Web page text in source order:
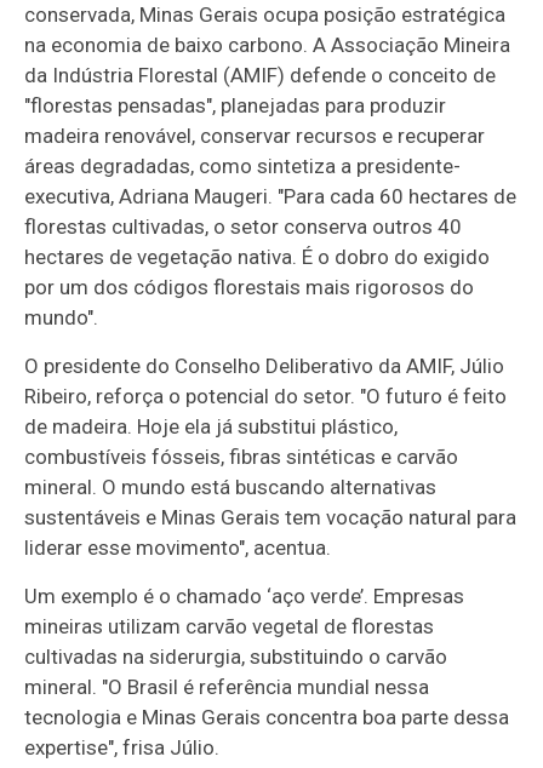
conservada, Minas Gerais ocupa posição estratégica
na economia de baixo carbono. A Associação Mineira
da Indústria Florestal (AMIF) defende o conceito de
"florestas pensadas", planejadas para produzir
madeira renovável, conservar recursos e recuperar
áreas degradadas, como sintetiza a presidente-
executiva, Adriana Maugeri. "Para cada 60 hectares de
florestas cultivadas, o setor conserva outros 40
hectares de vegetação nativa. É o dobro do exigido
por um dos códigos florestais mais rigorosos do
mundo".
O presidente do Conselho Deliberativo da AMIF, Júlio
Ribeiro, reforça o potencial do setor. "O futuro é feito
de madeira. Hoje ela já substitui plástico,
combustíveis fósseis, fibras sintéticas e carvão
mineral. O mundo está buscando alternativas
sustentáveis e Minas Gerais tem vocação natural para
liderar esse movimento", acentua.
Um exemplo é o chamado ‘aço verde’. Empresas
mineiras utilizam carvão vegetal de florestas
cultivadas na siderurgia, substituindo o carvão
mineral. "O Brasil é referência mundial nessa
tecnologia e Minas Gerais concentra boa parte dessa
expertise", frisa Júlio.